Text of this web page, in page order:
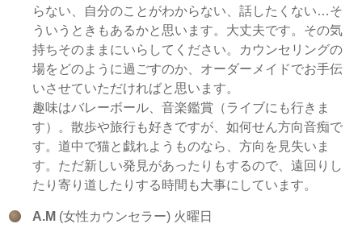
らない、自分のことがわからない、話したくない…そ
ういうときもあるかと思います。大丈夫です。その気
持ちそのままにいらしてください。カウンセリングの
場をどのように過ごすのか、オーダーメイドでお手伝
いさせていただければと思います。
趣味はバレーボール、音楽鑑賞（ライブにも行きま
す）。散歩や旅行も好きですが、如何せん方向音痴で
す。道中で猫と戯れようものなら、方向を見失いま
す。ただ新しい発見があったりもするので、遠回りし
たり寄り道したりする時間も大事にしています。
A.M (女性カウンセラー) 火曜日